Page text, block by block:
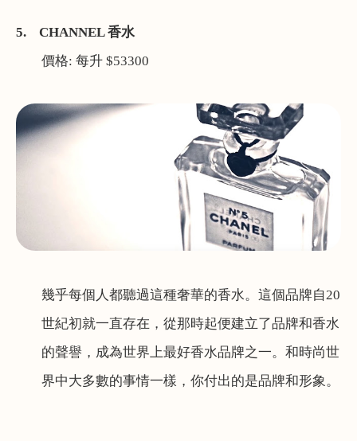
5. CHANNEL香水
價格: 每升 $53300
幾乎每個人都聽過這種奢華的香水。這個品牌自20
世紀初就一直存在，從那時起便建立了品牌和香水
的聲譽，成為世界上最好香水品牌之一。和時尚世
界中大多數的事情一樣，你付出的是品牌和形象。